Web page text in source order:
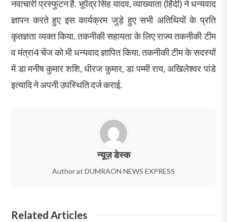
नवाचारी प्रस्फुटन है. भूपेंद्र सिंह यादव, व्याख्याता (हिंदी) ने धन्यवाद
ज्ञापन करते हुए इस कार्यक्रम जुड़े हुए सभी अतिथियों के प्रति
कृतज्ञता व्यक्त किया. तकनीकी सहायता के लिए राज्य तकनीकी टीम
व मंत्रा4 चेंज को भी धन्यवाद ज्ञापित किया. तकनीकी टीम के सदस्यों
में डा मनीष कुमार शशि, धीरज कुमार, डा पम्मी राय, अखिलेश्वर पांडे
इत्यादि ने अपनी उपस्थिति दर्ज कराई.
न्यूज़ डेस्क
Author at DUMRAON NEWS EXPRESS
Related Articles